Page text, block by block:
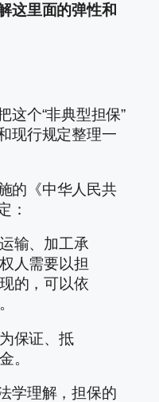
这里面的弹性和
这个“非典型担保”
现行规定整理一
的《中华人民共
：
输、加工承
人需要以担
的，可以依
保证、抵
。
学理解，担保的